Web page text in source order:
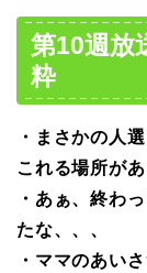
第10週放
粋
・まさかの人
これる場所が
・あぁ、終わ
たな、、、
・ママのあい